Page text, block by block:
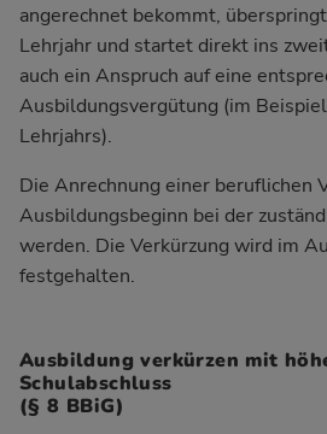
angerechnet bekommt,
Lehrjahr und startet direkt ins
auch ein Anspruch auf eine
Ausbildungsvergütung (im
Lehrjahrs).
Die Anrechnung einer beruflichen
Ausbildungsbeginn bei der
werden. Die Verkürzung wird im
festgehalten.
Ausbildung verkürzen mit
Schulabschluss
(§ 8 BBiG)